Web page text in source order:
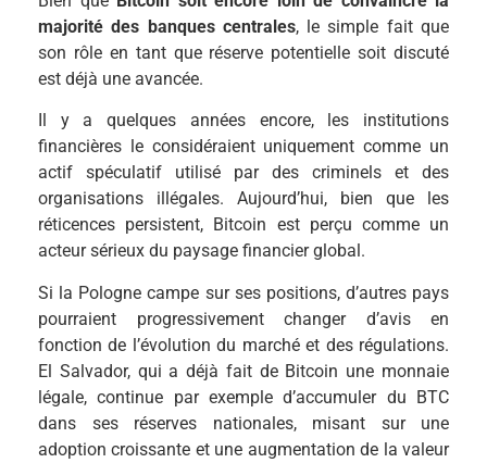
majorité des banques centrales, le simple fait que
son rôle en tant que réserve potentielle soit discuté
est déjà une avancée.
Il y a quelques années encore, les institutions
financières le considéraient uniquement comme un
actif spéculatif utilisé par des criminels et des
organisations illégales. Aujourd’hui, bien que les
réticences persistent, Bitcoin est perçu comme un
acteur sérieux du paysage financier global.
Si la Pologne campe sur ses positions, d’autres pays
pourraient progressivement changer d’avis en
fonction de l’évolution du marché et des régulations.
El Salvador, qui a déjà fait de Bitcoin une monnaie
légale, continue par exemple d’accumuler du BTC
dans ses réserves nationales, misant sur une
adoption croissante et une augmentation de la valeur